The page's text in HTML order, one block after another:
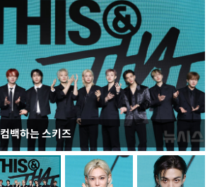
컴백하는 스키즈
이번주 국회에는 무슨 일이? [뉴시스국회토pic]